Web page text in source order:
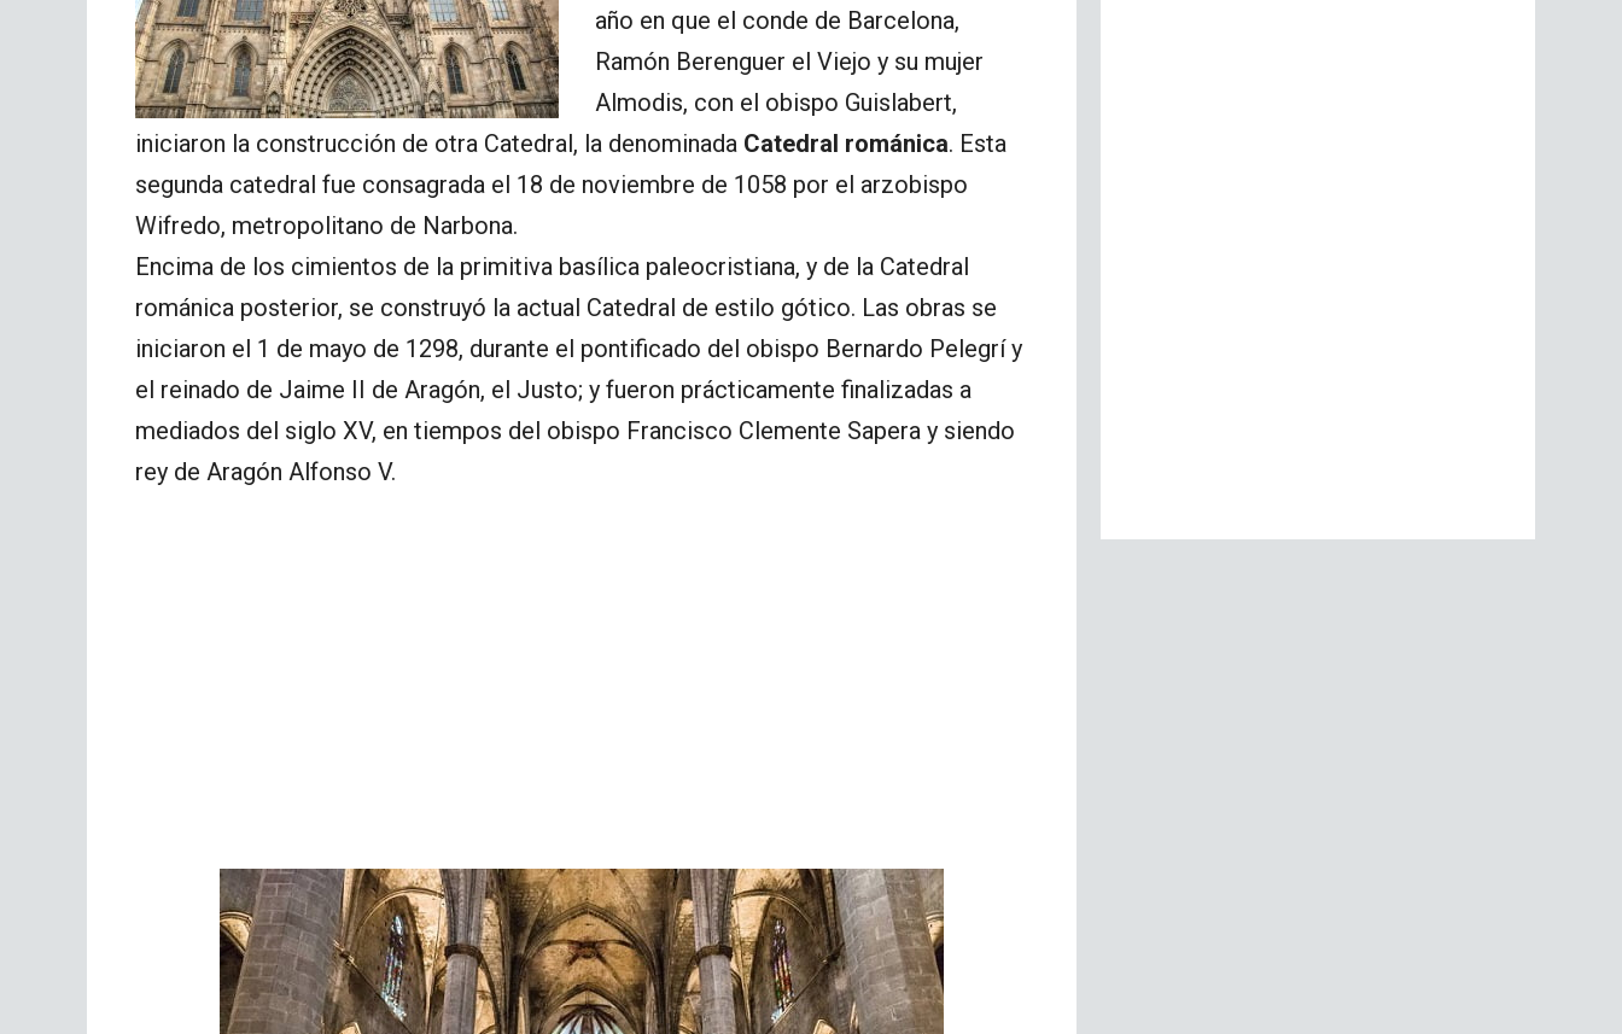
año en que el conde de Barcelona,
Ramón Berenguer el Viejo y su mujer
Almodis, con el obispo Guislabert,
iniciaron la construcción de otra Catedral, la denominada Catedral románica. Esta
segunda catedral fue consagrada el 18 de noviembre de 1058 por el arzobispo
Wifredo, metropolitano de Narbona.
Encima de los cimientos de la primitiva basílica paleocristiana, y de la Catedral
románica posterior, se construyó la actual Catedral de estilo gótico. Las obras se
iniciaron el 1 de mayo de 1298, durante el pontificado del obispo Bernardo Pelegrí y
el reinado de Jaime II de Aragón, el Justo; y fueron prácticamente finalizadas a
mediados del siglo XV, en tiempos del obispo Francisco Clemente Sapera y siendo
rey de Aragón Alfonso V.